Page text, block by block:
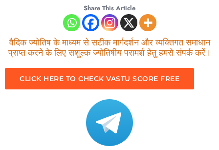
Share This Article
वैदिक ज्योतिष के माध्यम से सटीक मार्गदर्शन और व्यक्तिगत समाधान
प्राप्त करने के लिए सशुल्क ज्योतिषीय परामर्श हेतु हमसे संपर्क करें।
CLICK HERE TO CHECK VASTU SCORE FREE